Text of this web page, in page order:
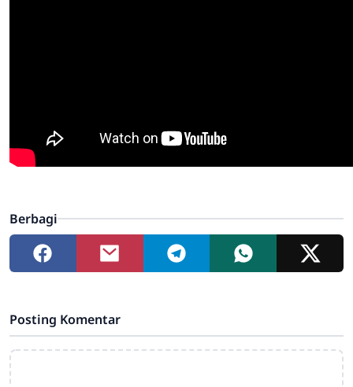
Berbagi
Posting Komentar